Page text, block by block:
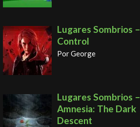
Lugares Sombrios –
Control
Por George
Lugares Sombrios –
Amnesia: The Dark
Descent